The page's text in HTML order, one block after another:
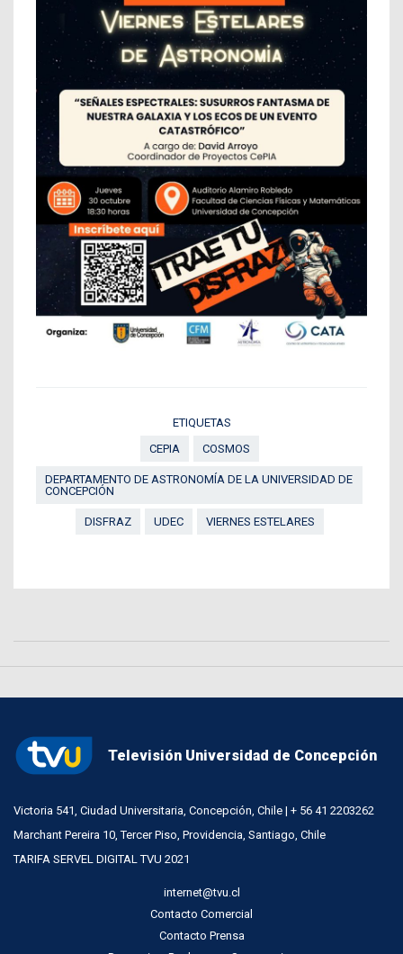
ETIQUETAS
CEPIA
COSMOS
DEPARTAMENTO DE ASTRONOMÍA DE LA UNIVERSIDAD DE
CONCEPCIÓN
DISFRAZ UDEC VIERNES ESTELARES
Televisión Universidad de Concepción
Victoria 541, Ciudad Universitaria, Concepción, Chile | + 56 41 2203262
Marchant Pereira 10, Tercer Piso, Providencia, Santiago, Chile
TARIFA SERVEL DIGITAL TVU 2021
internet@tvu.cl
Contacto Comercial
Contacto Prensa